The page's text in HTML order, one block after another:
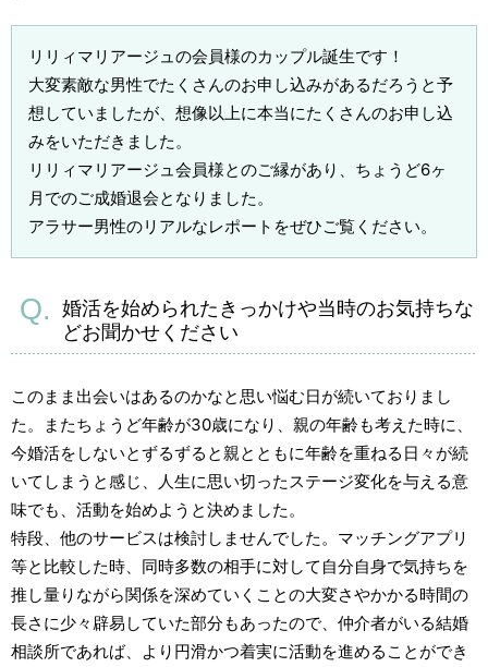
リリィマリアージュの会員様のカップル誕生です！
大変素敵な男性でたくさんのお申し込みがあるだろうと予
想していましたが、想像以上に本当にたくさんのお申し込
みをいただきました。
リリィマリアージュ会員様とのご縁があり、ちょうど6ヶ
月でのご成婚退会となりました。
アラサー男性のリアルなレポートをぜひご覧ください。
婚活を始められたきっかけや当時のお気持ちな
どお聞かせください
このまま出会いはあるのかなと思い悩む日が続いておりまし
た。またちょうど年齢が30歳になり、親の年齢も考えた時に、
今婚活をしないとずるずると親とともに年齢を重ねる日々が続
いてしまうと感じ、人生に思い切ったステージ変化を与える意
味でも、活動を始めようと決めました。
特段、他のサービスは検討しませんでした。マッチングアプリ
等と比較した時、同時多数の相手に対して自分自身で気持ちを
推し量りながら関係を深めていくことの大変さやかかる時間の
長さに少々辟易していた部分もあったので、仲介者がいる結婚
相談所であれば、より円滑かつ着実に活動を進めることができ